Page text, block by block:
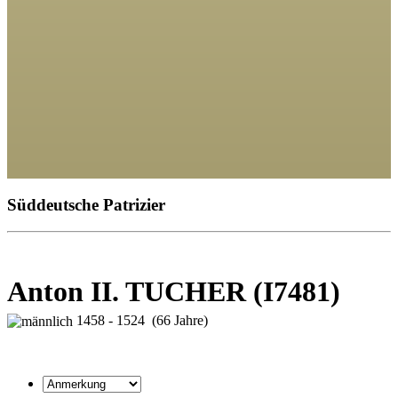
Süddeutsche Patrizier
Anton II. TUCHER (I7481)
1458 - 1524 (66 Jahre)